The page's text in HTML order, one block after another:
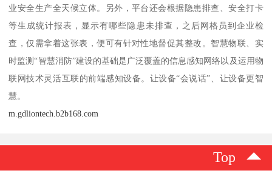
业安全生产全天候立体。另外，平台还会根据隐患排查、安全打卡
等生成统计报表，显示有哪些隐患未排查，之后网格员到企业检
查，仅需拿着这张表，便可有针对性地督促其整改。智慧物联、实
时监测“智慧消防”建设的基础是广泛覆盖的信息感知网络以及运用物
联网技术灵活互联的前端感知设备。让设备“会说话”、让设备更智
慧。
m.gdliontech.b2b168.com
Top